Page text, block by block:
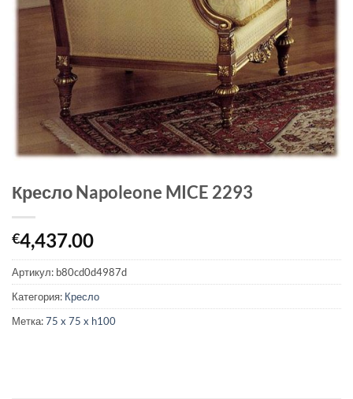
Кресло Napoleone MICE 2293
€4,437.00
Артикул: b80cd0d4987d
Категория: Кресло
Метка:75 x 75 x h100